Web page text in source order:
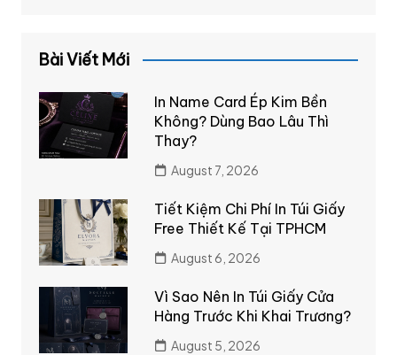
Bài Viết Mới
In Name Card Ép Kim Bền
Không? Dùng Bao Lâu Thì
Thay?
August 7, 2026
Tiết Kiệm Chi Phí In Túi Giấy
Free Thiết Kế Tại TPHCM
August 6, 2026
Vì Sao Nên In Túi Giấy Cửa
Hàng Trước Khi Khai Trương?
August 5, 2026